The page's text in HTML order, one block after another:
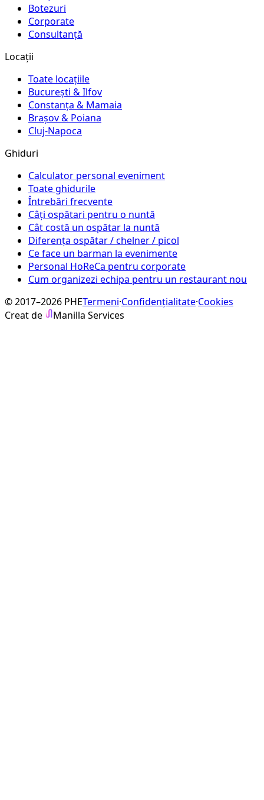
Botezuri
Corporate
Consultanță
Locații
Toate locațiile
București & Ilfov
Constanța & Mamaia
Brașov & Poiana
Cluj-Napoca
Ghiduri
Calculator personal eveniment
Toate ghidurile
Întrebări frecvente
Câți ospătari pentru o nuntă
Cât costă un ospătar la nuntă
Diferența ospătar / chelner / picol
Ce face un barman la evenimente
Personal HoReCa pentru corporate
Cum organizezi echipa pentru un restaurant nou
© 2017–2026 PHETermeni·Confidențialitate·Cookies
Creat de
Manilla Services